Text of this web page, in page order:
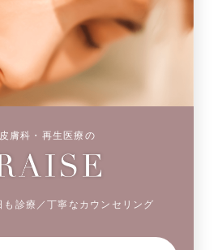
膚科・再生医療の
も診療／丁寧なカウンセリング